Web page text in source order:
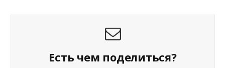
Есть чем поделиться?